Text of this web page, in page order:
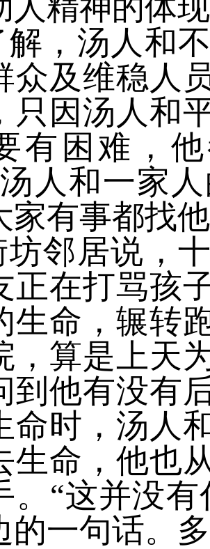
人精神的体
解，汤人和
众及维稳人
只因汤人和
有困难，
人和一家
家有事都找
坊邻居说，
正在打骂孩
生命，辗转
，算是上天
到他有没有
命时，汤人
生命，他也
。“这并没
的一句话。